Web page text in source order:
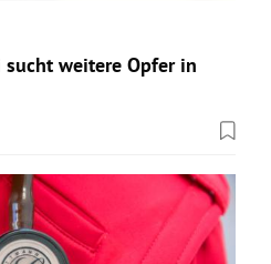
weitere Opfer in